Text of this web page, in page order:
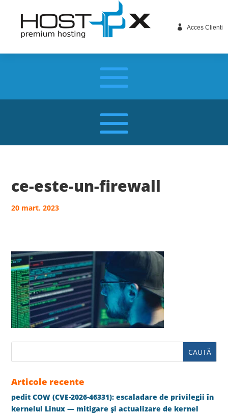
 Acces Clienti
ce-este-un-firewall
20 mart. 2023
Articole recente
pedit COW (CVE-2026-46331): escaladare de privilegii în
kernelul Linux — mitigare și actualizare de kernel